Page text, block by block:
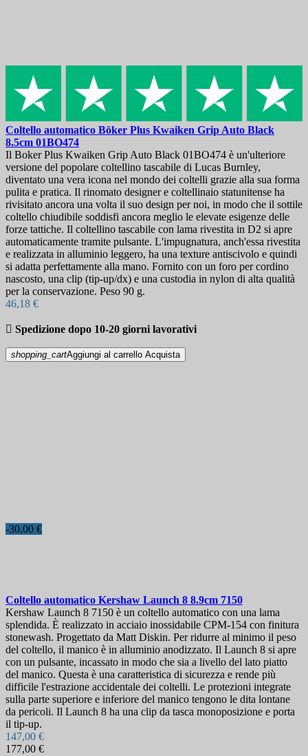
Coltello automatico Böker Plus Kwaiken Grip Auto Black
8.5cm 01BO474
Il Boker Plus Kwaiken Grip Auto Black 01BO474 è un'ulteriore
versione del popolare coltellino tascabile di Lucas Burnley,
diventato una vera icona nel mondo dei coltelli grazie alla sua forma
pulita e pratica. Il rinomato designer e coltellinaio statunitense ha
rivisitato ancora una volta il suo design per noi, in modo che il sottile
coltello chiudibile soddisfi ancora meglio le elevate esigenze delle
forze tattiche. Il coltellino tascabile con lama rivestita in D2 si apre
automaticamente tramite pulsante. L'impugnatura, anch'essa rivestita
e realizzata in alluminio leggero, ha una texture antiscivolo e quindi
si adatta perfettamente alla mano. Fornito con un foro per cordino
nascosto, una clip (tip-up/dx) e una custodia in nylon di alta qualità
per la conservazione. Peso 90 g.
46,18 €
 Spedizione dopo 10-20 giorni lavorativi
shopping_cartAggiungi al carrello Acquista
-30,00 €
Coltello automatico Kershaw Launch 8 8.9cm 7150
Kershaw Launch 8 7150 è un coltello automatico con una lama
splendida. È realizzato in acciaio inossidabile CPM-154 con finitura
stonewash. Progettato da Matt Diskin. Per ridurre al minimo il peso
del coltello, il manico è in alluminio anodizzato. Il Launch 8 si apre
con un pulsante, incassato in modo che sia a livello del lato piatto
del manico. Questa è una caratteristica di sicurezza e rende più
difficile l'estrazione accidentale dei coltelli. Le protezioni integrate
sulla parte superiore e inferiore del manico tengono le dita lontane
da pericoli. Il Launch 8 ha una clip da tasca monoposizione e porta
il tip-up.
147,00 €
177,00 €